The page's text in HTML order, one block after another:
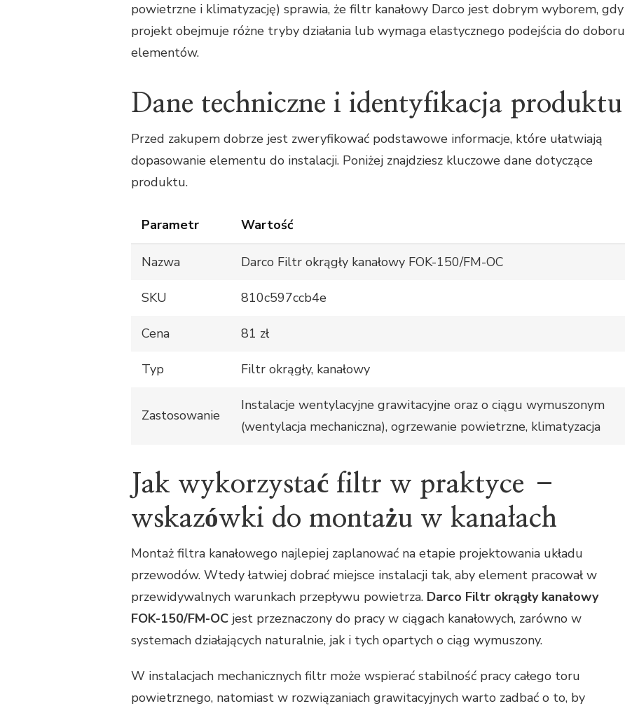
powietrzne i klimatyzację) sprawia, że filtr kanałowy Darco jest dobrym wyborem, gdy
projekt obejmuje różne tryby działania lub wymaga elastycznego podejścia do doboru
elementów.
Dane techniczne i identyfikacja produktu
Przed zakupem dobrze jest zweryfikować podstawowe informacje, które ułatwiają
dopasowanie elementu do instalacji. Poniżej znajdziesz kluczowe dane dotyczące
produktu.
Parametr Wartość
Nazwa Darco Filtr okrągły kanałowy FOK-150/FM-OC
SKU 810c597ccb4e
Cena 81 zł
Typ Filtr okrągły, kanałowy
Zastosowanie
Instalacje wentylacyjne grawitacyjne oraz o ciągu wymuszonym
(wentylacja mechaniczna), ogrzewanie powietrzne, klimatyzacja
Jak wykorzystać filtr w praktyce –
wskazówki do montażu w kanałach
Montaż filtra kanałowego najlepiej zaplanować na etapie projektowania układu
przewodów. Wtedy łatwiej dobrać miejsce instalacji tak, aby element pracował w
przewidywalnych warunkach przepływu powietrza. Darco Filtr okrągły kanałowy
FOK-150/FM-OC jest przeznaczony do pracy w ciągach kanałowych, zarówno w
systemach działających naturalnie, jak i tych opartych o ciąg wymuszony.
W instalacjach mechanicznych filtr może wspierać stabilność pracy całego toru
powietrznego, natomiast w rozwiązaniach grawitacyjnych warto zadbać o to, by